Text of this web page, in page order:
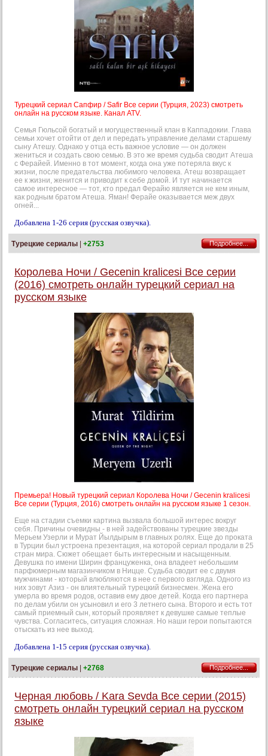
Турецкий сериал Сапфир / Safir Все серии (Турция, 2023) смотреть
онлайн на русском языке. Канал ATV.
Семья Гюльсой богатый и могущественный клан в Каппадокии. Глава
семьи хочет отойти от дел и передать управление делами старшему
сыну Атешу. Однако у отца есть важное условие — он должен
жениться и создать свою семью. В это же время судьба сводит Атеша
с Ферайей. Именно в тот момент, когда она уже потеряла вкус к
жизни, после предательства любимого человека. Атеш возвращает
ее к жизни, женится и приводит к себе домой. И тут начинается
самое интересное — тот, кто предал Ферайю является не кем иным,
как родным братом Атеша. Яман! Ферайе оказывается меж двух
огней...
Добавлена 1-26 серия (русская озвучка).
Турецкие сериалы +2753 Подробнее...
Королева Ночи / Gecenin kralicesi Все серии
(2016) смотреть онлайн турецкий сериал на
русском языке
Премьера! Новый турецкий сериал Королева Ночи / Gecenin kralicesi
Все серии (Турция, 2016) смотреть онлайн на русском языке 1 сезон.
Еще на стадии съемки картина вызвала большой интерес вокруг
себя. Причины очевидны - в ней задействованы турецкие звезды
Мерьем Узерли и Мурат Йылдырым в главных ролях. Еще до проката
в Турции был устроена презентация, на которой сериал продали в 25
стран мира. Сюжет обещает быть интересным и насыщенным.
Девушка по имени Ширин француженка, она владеет небольшим
парфюмерным магазинчиком в Ницце. Судьба сводит ее с двумя
мужчинами - который влюбляются в нее с первого взгляда. Одного из
них зовут Азиз - он влиятельный турецкий бизнесмен. Жена его
умерла во время родов, оставив ему двое детей. Когда его партнера
по делам убили он усыновил и его 3 летнего сына. Второго и есть тот
самый приемный сын, который проявляет к девушке самые теплые
чувства. Согласитесь, ситуация сложная. Но наши герои попытаются
отыскать из нее выход.
Добавлена 1-15 серия (русская озвучка).
Турецкие сериалы +2768 Подробнее...
Черная любовь / Kara Sevda Все серии (2015)
смотреть онлайн турецкий сериал на русском
языке